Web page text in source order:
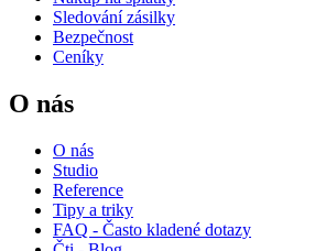
Sledování zásilky
Bezpečnost
Ceníky
O nás
O nás
Studio
Reference
Tipy a triky
FAQ - Často kladené dotazy